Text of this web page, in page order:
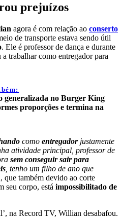
prejuízos
agora é com relação ao conserto
de transporte estava sendo útil
. Ele é professor de dança e durante
trabalhar como entregador para
generalizada no Burger King
proporções e termina na
como entregadorjustamente
atividade principal, professor de
sem conseguir sair para
, tenho um filho de ano que
que também devido ao corte
seu corpo, está impossibilitado de
na Record TV, Willian desabafou.